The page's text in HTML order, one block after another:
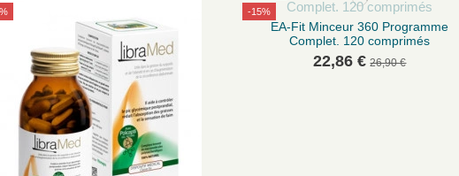
-15%
EA-Fit Minceur 360 Programme
Complet. 120 comprimés
22,86 € 26,90 €